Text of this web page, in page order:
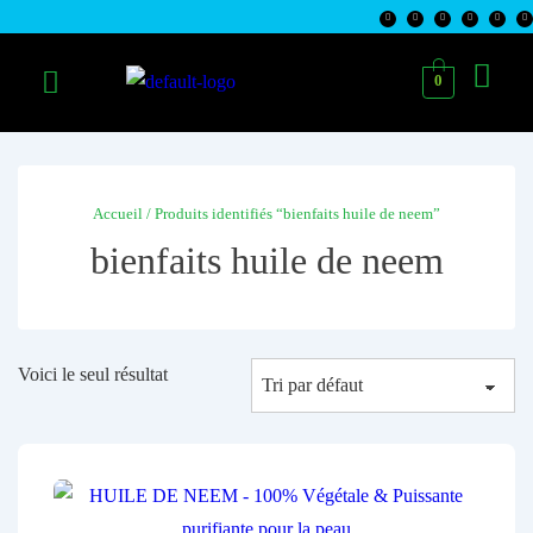
0
Accueil / Produits identifiés “bienfaits huile de neem”
bienfaits huile de neem
Voici le seul résultat